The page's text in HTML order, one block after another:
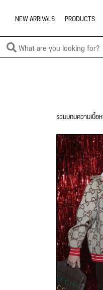
NEW ARRIVALS PRODUCTS
รวมบทมความเนื้อ